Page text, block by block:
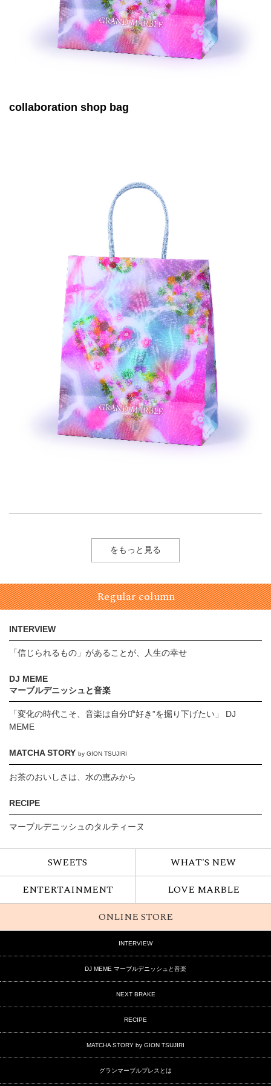
collaboration shop bag
をもっと見る
Regular column
INTERVIEW
「信じられるもの」があることが、人生の幸せ
DJ MEME
マーブルデニッシュと音楽
「変化の時代こそ、音楽は自分の̋“好き”を掘り下げたい」 DJ
MEME
MATCHA STORY by GION TSUJIRI
お茶のおいしさは、水の恵みから
RECIPE
マーブルデニッシュのタルティーヌ
SWEETS
WHAT'S NEW
ENTERTAINMENT
LOVE MARBLE
ONLINE STORE
INTERVIEW
DJ MEME マーブルデニッシュと音楽
NEXT BRAKE
RECIPE
MATCHA STORY by GION TSUJIRI
グランマーブルプレスとは